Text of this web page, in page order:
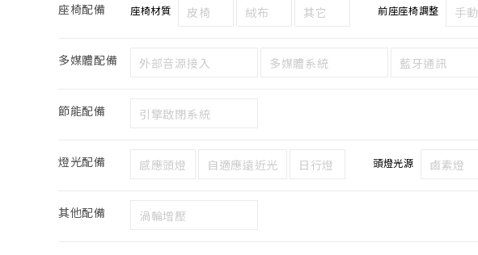
座椅配備 座椅材質 皮椅 絨布 其它 前座座椅調整 手動
多媒體配備 外部音源接入 多媒體系統 藍牙通訊
節能配備 引擎啟閉系統
燈光配備 感應頭燈 自適應遠近光 日行燈 頭燈光源 鹵素燈
其他配備 渦輪增壓